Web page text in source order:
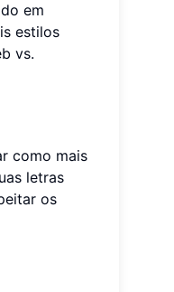
em
estilos
vs.
como mais
letras
os